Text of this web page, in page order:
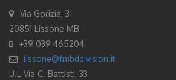
Via Gorizia, 3
20851 Lissone MB
+39 039 465204
lissone@fmbddivision.it
U.L Via C. Battisti, 33